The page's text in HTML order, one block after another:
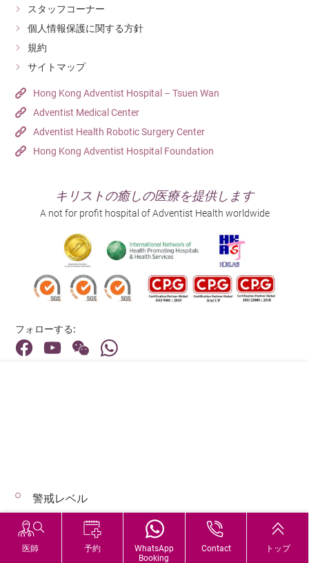
医師 予約
WhatsApp
Booking
Contact トップ
スタッフコーナー
個人情報保護に関する方針
規約
サイトマップ
Hong Kong Adventist Hospital – Tsuen Wan
Adventist Medical Center
Adventist Health Robotic Surgery Center
Hong Kong Adventist Hospital Foundation
キリストの癒しの医療を提供します
A not for profit hospital of Adventist Health worldwide
フォローする:
© 2026 著作権©アドベンティストヘルス 無断転載を禁じます。
警戒レベル
Hospital Services During Bad Weather